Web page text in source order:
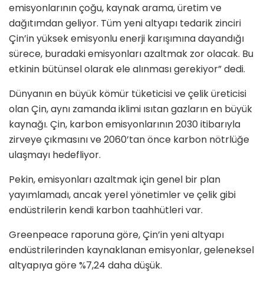
emisyonlarının çoğu, kaynak arama, üretim ve
dağıtımdan geliyor. Tüm yeni altyapı tedarik zinciri
Çin’in yüksek emisyonlu enerji karışımına dayandığı
sürece, buradaki emisyonları azaltmak zor olacak. Bu
etkinin bütünsel olarak ele alınması gerekiyor” dedi.
Dünyanın en büyük kömür tüketicisi ve çelik üreticisi
olan Çin, aynı zamanda iklimi ısıtan gazların en büyük
kaynağı. Çin, karbon emisyonlarının 2030 itibarıyla
zirveye çıkmasını ve 2060’tan önce karbon nötrlüğe
ulaşmayı hedefliyor.
Pekin, emisyonları azaltmak için genel bir plan
yayımlamadı, ancak yerel yönetimler ve çelik gibi
endüstrilerin kendi karbon taahhütleri var.
Greenpeace raporuna göre, Çin’in yeni altyapı
endüstrilerinden kaynaklanan emisyonlar, geleneksel
altyapıya göre %7,24 daha düşük.